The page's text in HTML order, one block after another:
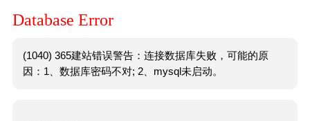
Database Error
(1040) 365建站错误警告：连接数据库失败，可能的原
因：1、数据库密码不对; 2、mysql未启动。